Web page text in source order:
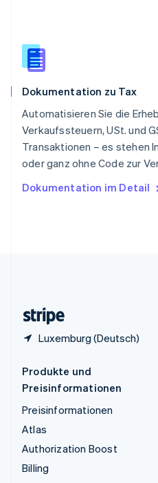
Dokumentation zu Tax
Automatisieren Sie die
Verkaufssteuern, USt. und
Transaktionen – es stehen
oder ganz ohne Code zur
Dokumentation im Detail
Luxemburg (Deutsch)
China
Spanien
EspañolEnglish
Thailand
Tschechische Republik
English
English
Produkte und
Preisinformationen
Preisinformationen
Atlas
Authorization Boost
Billing